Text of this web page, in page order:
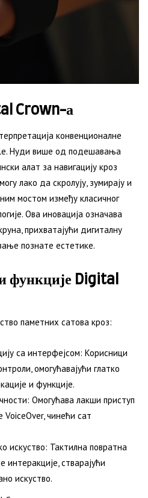
Crown-а
конвенционалне
Нуди више од подешавања
алат за навигацију кроз
лако да скролују, зумирају и
мостом између класичног
Ова иновација означава
прихватајући дигиталну
познате естетике.
функције Digital
паметних сатова кроз:
са интерфејсом: Корисници
омогућавајући глатко
и функције.
Омогућава лакши приступ
чинећи сат
искуство: Тактилна повратна
интеракције, стварајући
искуство.